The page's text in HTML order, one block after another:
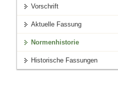
Vorschrift
Aktuelle Fassung
Normenhistorie
Historische Fassungen